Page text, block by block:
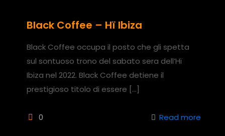
Black Coffee – Hï Ibiza
Black Coffee occupa il posto che gli spetta
sul sontuoso trono del sabato sera dell’Hï
Ibiza nel 2022. Black Coffee detiene il
prestigioso titolo di essere […]
0 Read more